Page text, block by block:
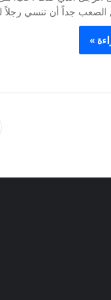
جداً أن تنسي رجلاً
»